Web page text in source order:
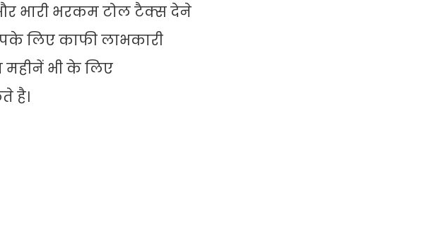
भारी भरकम टोल टैक्स देने
लिए काफी लाभकारी
महीनें भी के लिए
है।